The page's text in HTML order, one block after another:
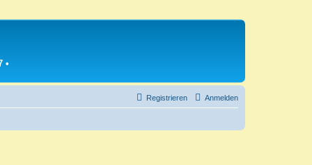
•
Anmelden
Registrieren